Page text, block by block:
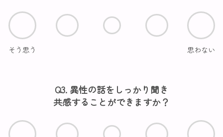
そう思う 思わない
Q3. 異性の話をしっかり聞き
共感することができますか？